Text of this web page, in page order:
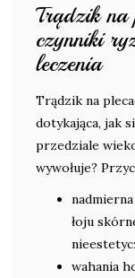
Trądzik na
czynniki
leczenia
Trądzik na
dotykająca, jak
przedziale
wywołuje?
łoju
wahania